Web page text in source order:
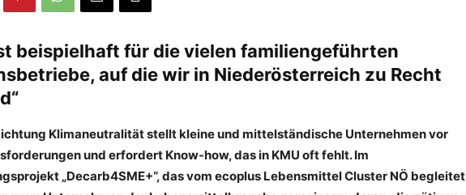
beispielhaft für die vielen familiengeführten
auf die wir in Niederösterreich zu Recht
Klimaneutralität stellt kleine und mittelständische Unternehmen vor
und erfordert Know-how, das in KMU oft fehlt. Im
„Decarb4SME+“, das vom ecoplus Lebensmittel Cluster NÖ begleitet